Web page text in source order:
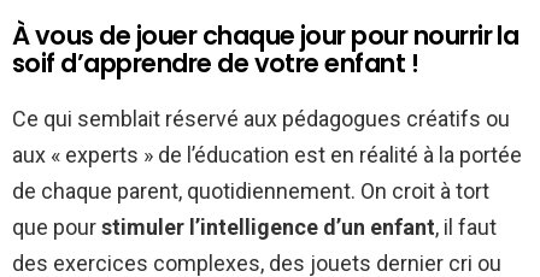
À vous de jouer chaque jour pour nourrir la
soif d’apprendre de votre enfant !
Ce qui semblait réservé aux pédagogues créatifs ou
aux « experts » de l’éducation est en réalité à la portée
de chaque parent, quotidiennement. On croit à tort
que pourstimuler l’intelligence d’un enfant, il faut
des exercices complexes, des jouets dernier cri ou